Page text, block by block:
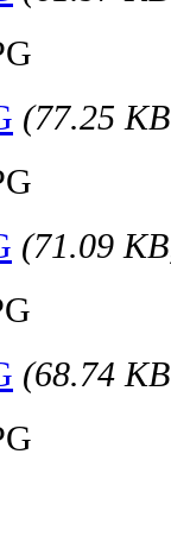
(77.25
(71.09
(68.74